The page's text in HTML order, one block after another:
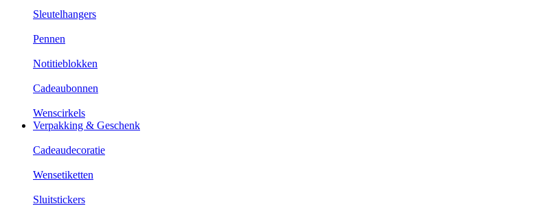
Sleutelhangers
Pennen
Notitieblokken
Cadeaubonnen
Wenscirkels
Verpakking & Geschenk
Cadeaudecoratie
Wensetiketten
Sluitstickers